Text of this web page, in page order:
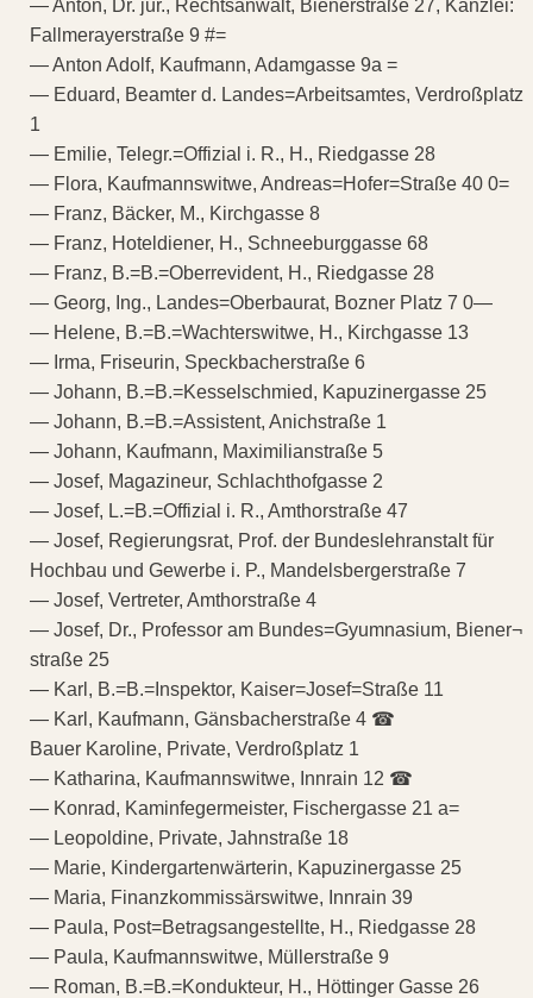
— Anton, Dr. jur., Rechtsanwalt, Bienerstraße 27, Kanzlei:
Fallmerayerstraße 9 #=
— Anton Adolf, Kaufmann, Adamgasse 9a =
— Eduard, Beamter d. Landes=Arbeitsamtes, Verdroßplatz
1
— Emilie, Telegr.=Offizial i. R., H., Riedgasse 28
— Flora, Kaufmannswitwe, Andreas=Hofer=Straße 40 0=
— Franz, Bäcker, M., Kirchgasse 8
— Franz, Hoteldiener, H., Schneeburggasse 68
— Franz, B.=B.=Oberrevident, H., Riedgasse 28
— Georg, Ing., Landes=Oberbaurat, Bozner Platz 7 0—
— Helene, B.=B.=Wachterswitwe, H., Kirchgasse 13
— Irma, Friseurin, Speckbacherstraße 6
— Johann, B.=B.=Kesselschmied, Kapuzinergasse 25
— Johann, B.=B.=Assistent, Anichstraße 1
— Johann, Kaufmann, Maximilianstraße 5
— Josef, Magazineur, Schlachthofgasse 2
— Josef, L.=B.=Offizial i. R., Amthorstraße 47
— Josef, Regierungsrat, Prof. der Bundeslehranstalt für
Hochbau und Gewerbe i. P., Mandelsbergerstraße 7
— Josef, Vertreter, Amthorstraße 4
— Josef, Dr., Professor am Bundes=Gyumnasium, Biener¬
straße 25
— Karl, B.=B.=Inspektor, Kaiser=Josef=Straße 11
— Karl, Kaufmann, Gänsbacherstraße 4 ☎
Bauer Karoline, Private, Verdroßplatz 1
— Katharina, Kaufmannswitwe, Innrain 12 ☎
— Konrad, Kaminfegermeister, Fischergasse 21 a=
— Leopoldine, Private, Jahnstraße 18
— Marie, Kindergartenwärterin, Kapuzinergasse 25
— Maria, Finanzkommissärswitwe, Innrain 39
— Paula, Post=Betragsangestellte, H., Riedgasse 28
— Paula, Kaufmannswitwe, Müllerstraße 9
— Roman, B.=B.=Kondukteur, H., Höttinger Gasse 26